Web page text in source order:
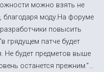
можно взять не
благодаря моду.На форуме
повысить
грядущем патче будет
Не будет предметов выше
останется прежним.”...